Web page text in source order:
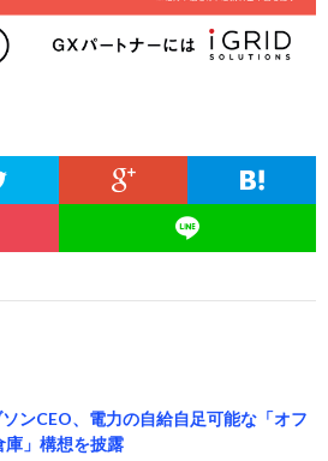
ソンCEO、電力の自給自足可能な「オフ
庫」構想を披露